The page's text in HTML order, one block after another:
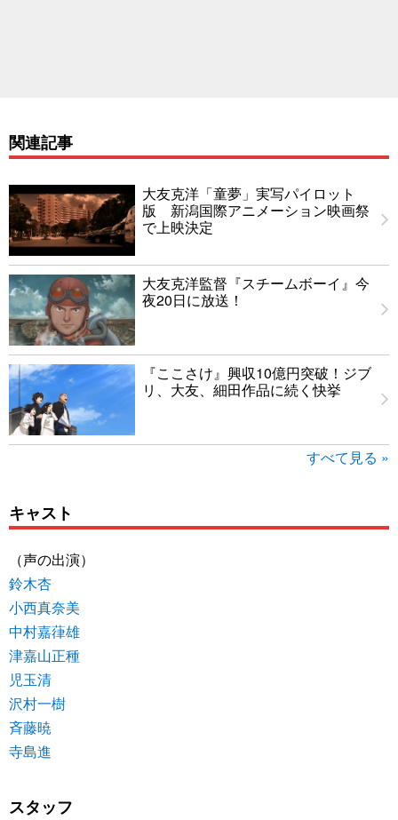
関連記事
大友克洋「童夢」実写パイロット
版 新潟国際アニメーション映画祭
で上映決定
大友克洋監督『スチームボーイ』今
夜20日に放送！
『ここさけ』興収10億円突破！ジブ
リ、大友、細田作品に続く快挙
すべて見る »
キャスト
（声の出演）
鈴木杏
小西真奈美
中村嘉葎雄
津嘉山正種
児玉清
沢村一樹
斉藤暁
寺島進
スタッフ